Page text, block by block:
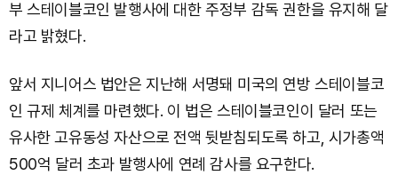
부 스테이블코인 발행사에 대한 주정부 감독 권한을 유지해 달
라고 밝혔다.
앞서 지니어스 법안은 지난해 서명돼 미국의 연방 스테이블코
인 규제 체계를 마련했다. 이 법은 스테이블코인이 달러 또는
유사한 고유동성 자산으로 전액 뒷받침되도록 하고, 시가총액
500억 달러 초과 발행사에 연례 감사를 요구한다.